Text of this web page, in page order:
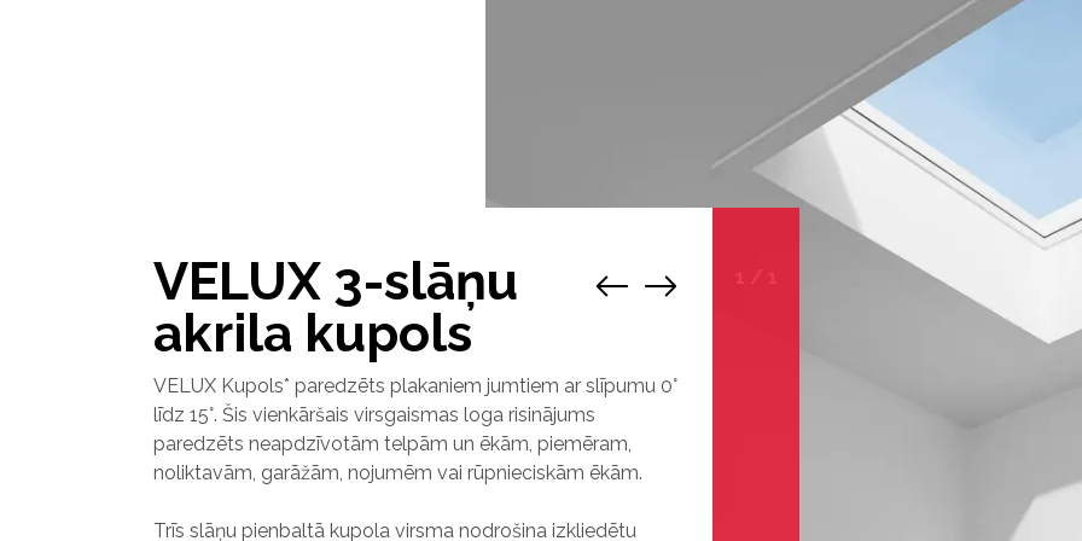
VELUX 3-slāņu
akrila kupols
VELUX Kupols* paredzēts plakaniem jumtiem ar slīpumu 0°
līdz 15°. Šis vienkāršais virsgaismas loga risinājums
paredzēts neapdzīvotām telpām un ēkām, piemēram,
noliktavām, garāžām, nojumēm vai rūpnieciskām ēkām.
Trīs slāņu pienbaltā kupola virsma nodrošina izkliedētu